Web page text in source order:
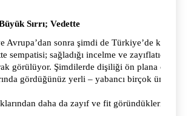
Sırrı; Vedette
Avrupa’dan sonra şimdi de Türkiye’de ki
sempatisi; sağladığı incelme ve zayıflatıcı
görülüyor. Şimdilerde dişiliği ön plana
gördüğünüz yerli – yabancı birçok ünlü
daha da zayıf ve fit göründüklerini